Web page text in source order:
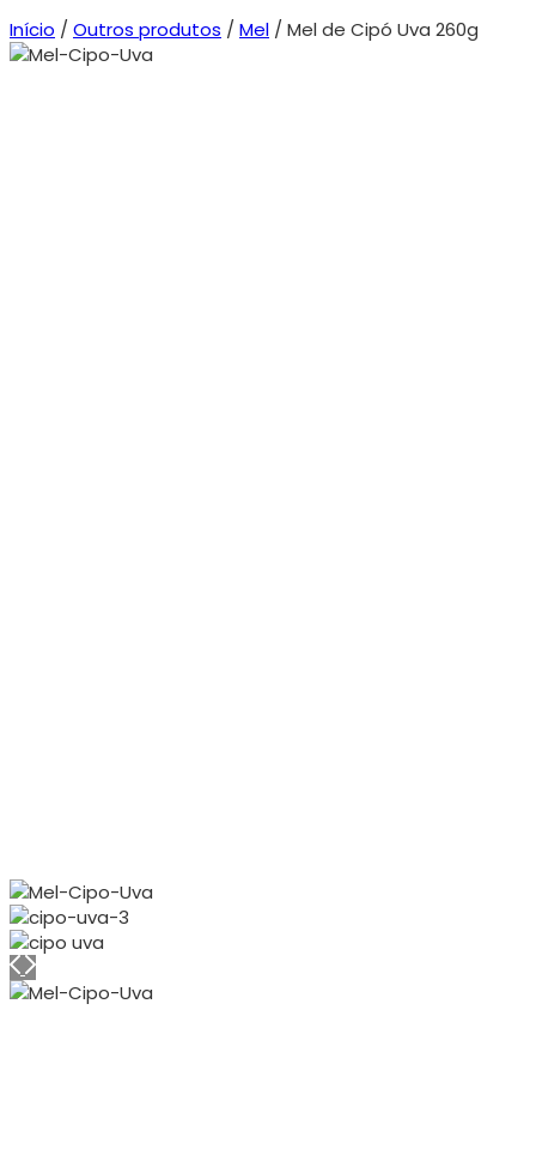
Início /Outros produtos /Mel / Mel de Cipó Uva 260g